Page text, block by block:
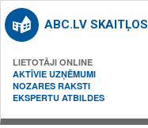
ABC.LV SKAITĻOS
LIETOTĀJI ONLINE
AKTĪVIE UZŅĒMUMI
NOZARES RAKSTI
EKSPERTU ATBILDES